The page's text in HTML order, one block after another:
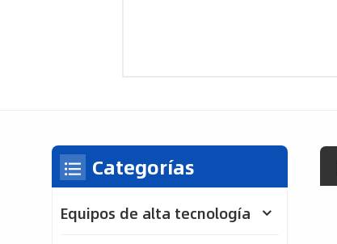
Categorías
Equipos de alta tecnología